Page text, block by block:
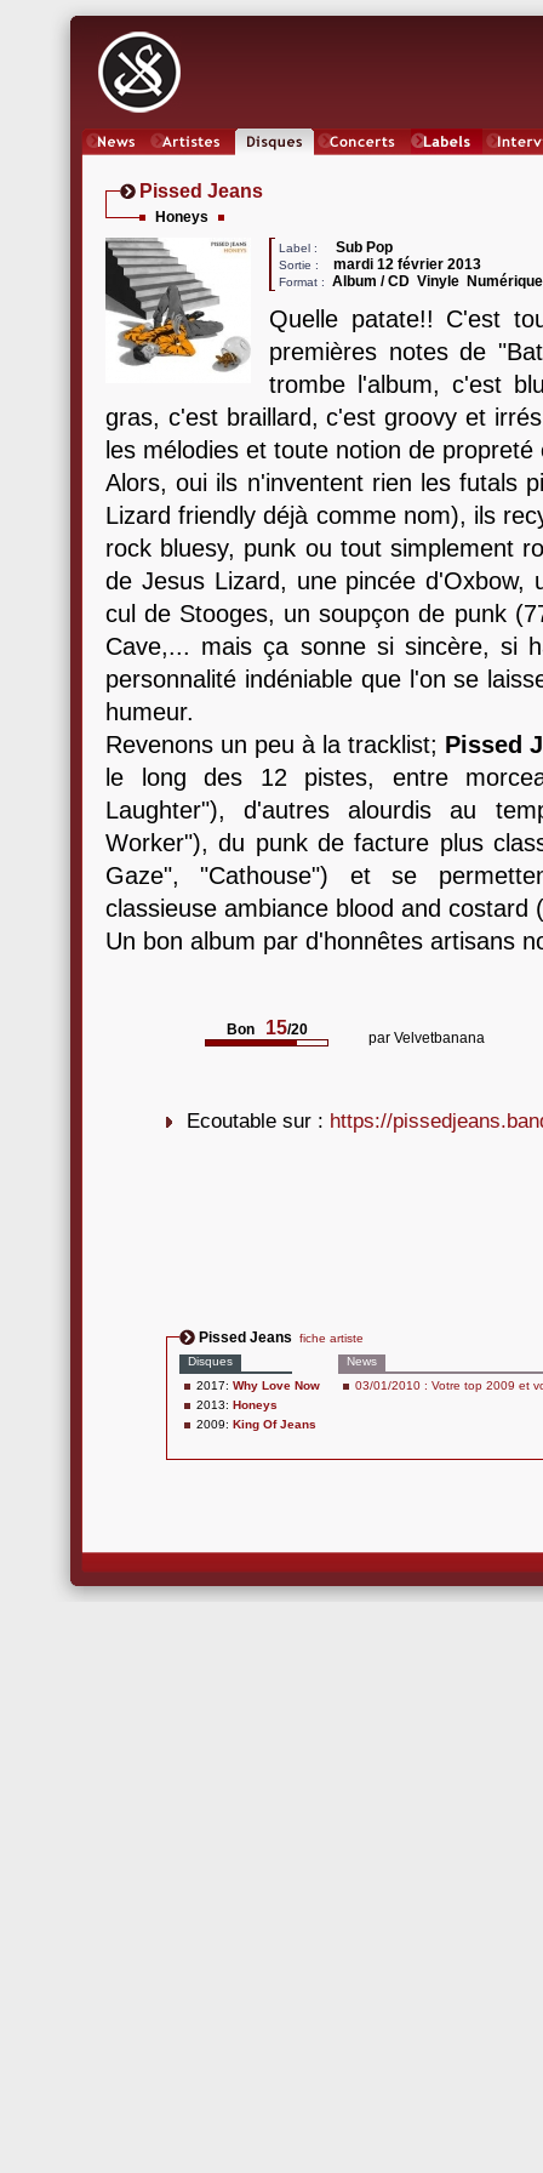
Pissed Jeans
Honeys
Label : Sub Pop
Sortie : mardi 12 février 2013
Format : Album / CD Vinyle
Quelle patate!! C'est
premières notes de
trombe l'album, c'est
gras, c'est braillard, c'est groovy et
les mélodies et toute notion de propreté
Alors, oui ils n'inventent rien les futals
Lizard friendly déjà comme nom), ils
rock bluesy, punk ou tout simplement
de Jesus Lizard, une pincée d'Oxbow,
cul de Stooges, un soupçon de punk
Cave,... mais ça sonne si sincère, si
personnalité indéniable que l'on se
humeur.
Revenons un peu à la tracklist; Pissed
le long des 12 pistes, entre
Laughter"), d'autres alourdis au
Worker"), du punk de facture plus
Gaze", "Cathouse") et se
classieuse ambiance blood and costard
Un bon album par d'honnêtes artisans
Bon 15/20 par Velvetbanana
Ecoutable sur : https://
Pissed Jeans
fiche artiste
Disques
2017: Why Love Now
2013: Honeys
2009: King Of Jeans
News
03/01/2010 : Votre top 2009 et